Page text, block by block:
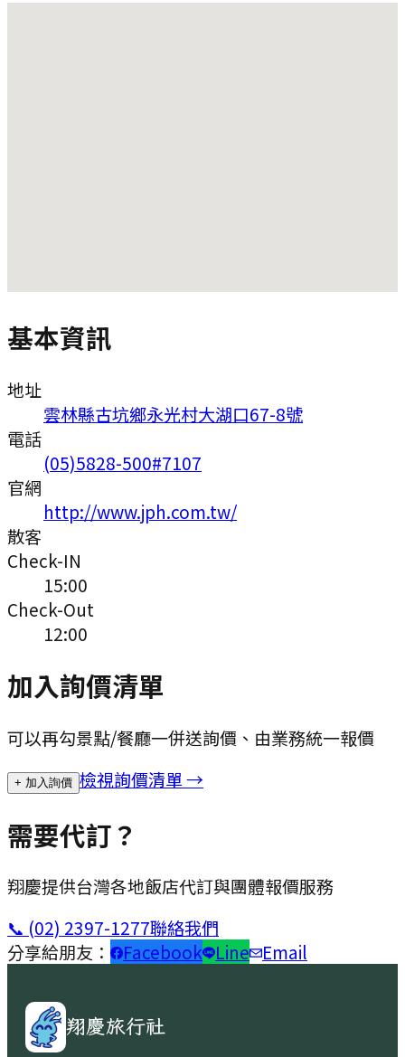
基本資訊
地址
雲林縣古坑鄉永光村大湖口67-8號
電話
(05)5828-500#7107
官網
http://www.jph.com.tw/
散客
Check-IN
15:00
Check-Out
12:00
加入詢價清單
可以再勾景點/餐廳一併送詢價、由業務統一報價
+ 加入詢價 檢視詢價清單 →
需要代訂？
翔慶提供台灣各地飯店代訂與團體報價服務
📞 (02) 2397-1277聯絡我們
分享給朋友：
Facebook Line Email
翔慶旅行社